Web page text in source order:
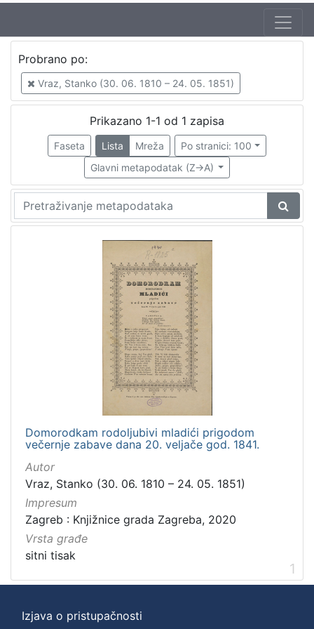
Jezik
hrvatski
Sitni tisak
Probrano po:
Vraz, Stanko (30. 06. 1810 – 24. 05. 1851)
Prikazano 1-1 od 1 zapisa
Faseta Lista Mreža
Po stranici: 100
Glavni metapodatak (Z->A)
Domorodkam rodoljubivi mladići prigodom
večernje zabave dana 20. veljače god. 1841.
Autor
Vraz, Stanko (30. 06. 1810 – 24. 05. 1851)
Impresum
Zagreb : Knjižnice grada Zagreba, 2020
Vrsta građe
sitni tisak
1
Izjava o pristupačnosti